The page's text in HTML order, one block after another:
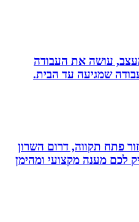
עושה את העבודה
שמגיעה עד הבית.
פתח תקווה, דרום השרון
מענה מקצועי ומהימן